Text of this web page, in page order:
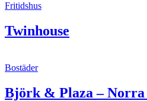
Fritidshus
Twinhouse
Bostäder
Björk & Plaza – Norra